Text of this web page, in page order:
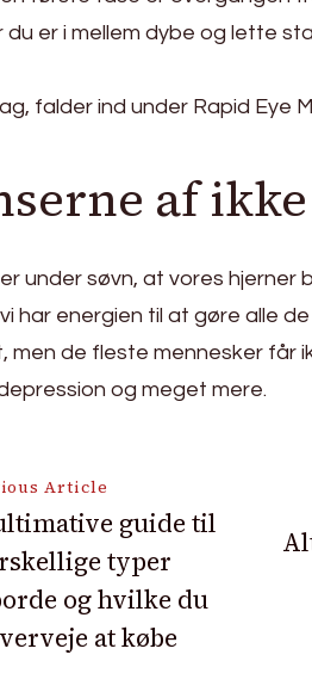
er i mellem dybe og lette
falder ind under Rapid
af ikke
under søvn, at vores
har energien til at gøre alle
men de fleste mennesker
og meget mere.
Article
guide til
typer
og hvilke du
at købe